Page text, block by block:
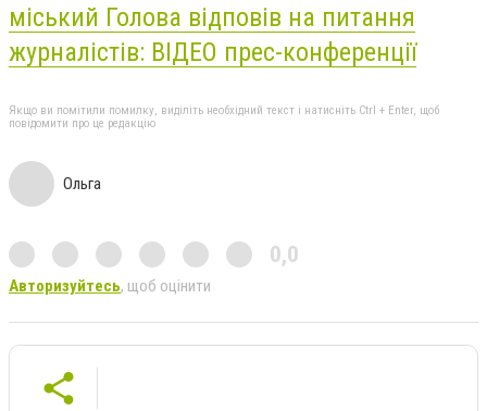
міський Голова відповів на питання
журналістів: ВІДЕО прес-конференції
Якщо ви помітили помилку, виділіть необхідний текст і натисніть Ctrl + Enter, щоб
повідомити про це редакцію
Ольга
0,0
Авторизуйтесь, щоб оцінити